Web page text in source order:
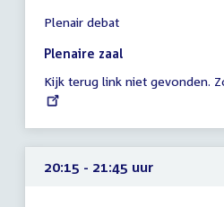
vergadering
17:45
19:30
uur
Plenair debat
Plenaire zaal
Kijk terug link niet gevonden.
20:15 - 21:45 uur